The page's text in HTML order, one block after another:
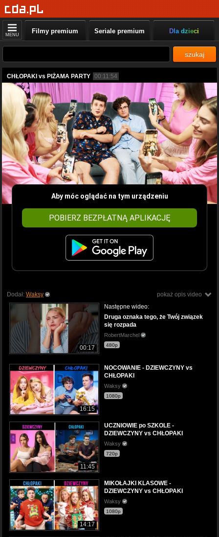
MENU Filmy premium Seriale premium Dla dzieci
szukaj
CHŁOPAKI vs PIŻAMA PARTY 00:11:54
Aby móc oglądać na tym urządzeniu
POBIERZ BEZPŁATNĄ APLIKACJĘ
pokaż opis video
Dodał: Waksy
00:17
Następne wideo:
Druga oznaka tego, że Twój związek
się rozpada
RobertMarchel
480p
16:15
NOCOWANIE - DZIEWCZYNY vs
CHŁOPAKI
Waksy
1080p
11:45
UCZNIOWIE po SZKOLE -
DZIEWCZYNY vs CHŁOPAKI
Waksy
720p
14:17
MIKOŁAJKI KLASOWE -
DZIEWCZYNY vs CHŁOPAKI
Waksy
1080p